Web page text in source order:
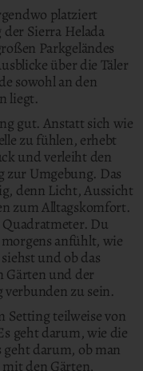
platziert
der Sierra Helada
Parkgeländes
über die Täler
sowohl an den
liegt.
gut. Anstatt sich wie
zu fühlen, erhebt
und verleiht den
zur Umgebung. Das
denn Licht, Aussicht
zum Alltagskomfort.
Du
anfühlt, wie
und ob das
Gärten und der
zu sein.
Setting teilweise von
geht darum, wie die
darum, ob man
den Gärten,